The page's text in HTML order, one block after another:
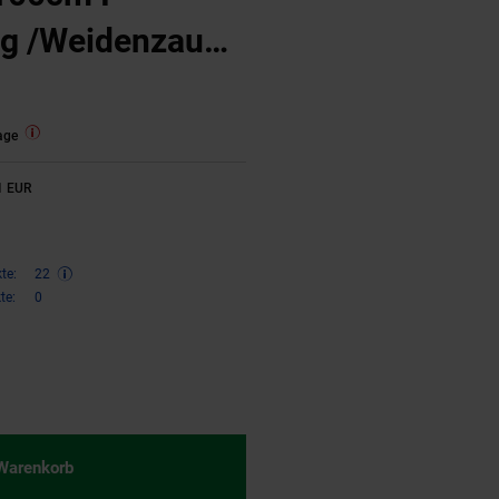
/Weidenzaun
EUR
22
0